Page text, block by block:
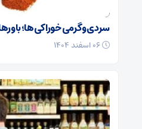
سردی و گرمی خوراکی‌ها؛